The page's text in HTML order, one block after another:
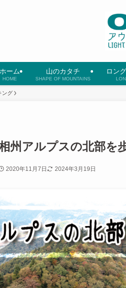
ホーム
HOME
山のカタチ
SHAPE OF MOUNTAINS
ロン
ング
相州アルプスの北部を
2020年11月7日 2024年3月19日